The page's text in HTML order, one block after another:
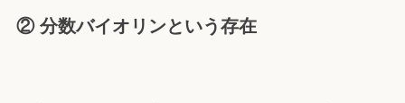
② 分数バイオリンという存在